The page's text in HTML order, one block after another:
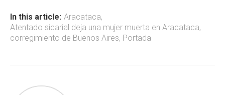
ok p
p
tir
In this article: Aracataca,
Atentado sicarial deja una mujer muerta en Aracataca,
corregimiento de Buenos Aires, Portada